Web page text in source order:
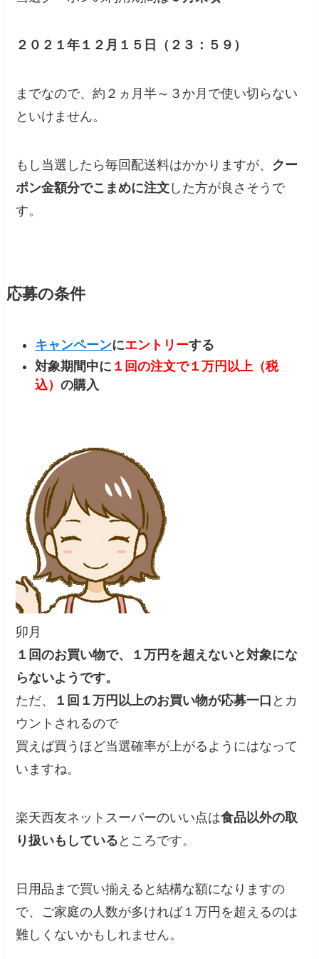
２０２１年１２月１５日（２３：５９）
までなので、約２ヵ月半～３か月で使い切らない
といけません。
もし当選したら毎回配送料はかかりますが、 クー
ポン金額分でこまめに注文 した方が良さそうで
す。
応募の条件
キャンペーンにエントリーする
対象期間中に １回の注文で１万円以上（税
込）の購入
卯月
１回のお買い物で、１万円を超えないと対象にな
らないようです。
ただ、
１回１万円以上のお買い物が応募一口 とカ
ウントされるので
買えば買うほど当選確率が上がる ようにはなって
いますね。
楽天西友ネットスーパーのいい点は食品以外の取
り扱いもしている ところです。
日用品まで買い揃えると結構な額になりますの
で、ご家庭の人数が多ければ１万円を超えるのは
難しくないかもしれません。